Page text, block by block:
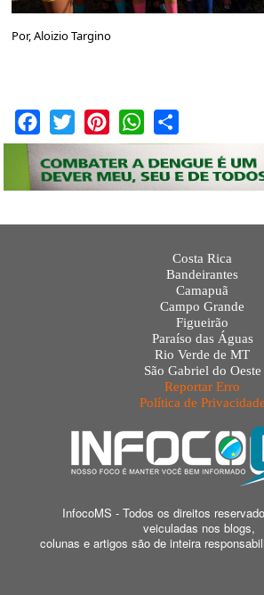
Por, Aloizio Targino
Facebook
Twitter PinterestWhatsApp
Costa Rica
Bandeirantes
Camapuã
Campo Grande
Figueirão
Paraíso das Águas
Rio Verde de MT
São Gabriel do Oeste
Reportar Erro
Política de Privacidade
InfocoMS - Todos os direitos
veiculadas nos blogs,
colunas e artigos são de inteira